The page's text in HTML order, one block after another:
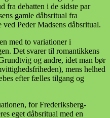
fra debatten i de sidste par
gamle dåbsritual fra
Peder Madsens dåbsritual.
med to variationer i
Det svarer til romantikkens
og andre, idet man bør
mens helhed
efter fælles tilgang og
for Frederiksberg-
eget dåbsritual med en